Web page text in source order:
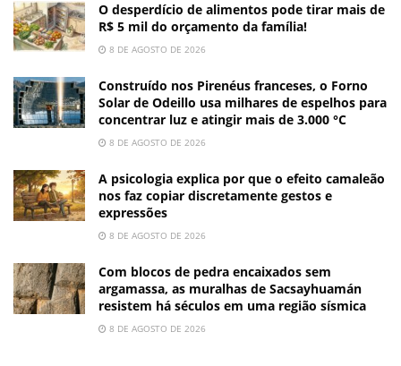
O desperdício de alimentos pode tirar mais de
R$ 5 mil do orçamento da família!
8 DE AGOSTO DE 2026
Construído nos Pirenéus franceses, o Forno
Solar de Odeillo usa milhares de espelhos para
concentrar luz e atingir mais de 3.000 °C
8 DE AGOSTO DE 2026
A psicologia explica por que o efeito camaleão
nos faz copiar discretamente gestos e
expressões
8 DE AGOSTO DE 2026
Com blocos de pedra encaixados sem
argamassa, as muralhas de Sacsayhuamán
resistem há séculos em uma região sísmica
8 DE AGOSTO DE 2026